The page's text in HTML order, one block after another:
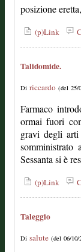
posizione
(p)Link
Talidomide.
Di riccardo (del 25/
Farmaco
ormai fuori
gravi degli arti
Sessanta si è
(p)Link
Taleggio
Di salute (del 06/10/